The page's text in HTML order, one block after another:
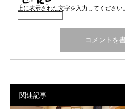
上に表示された文字を入力してください。
関連記事